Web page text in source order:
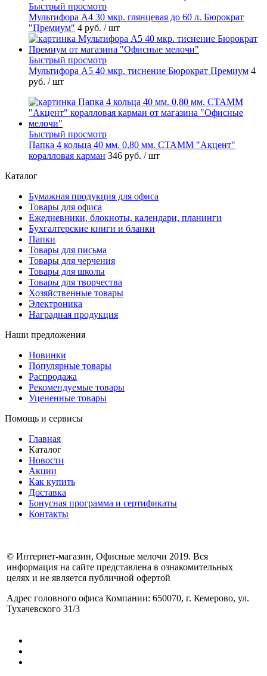
Быстрый просмотр
Мультифора А4 30 мкр. глянцевая до 60 л. Бюрократ
"Премиум" 4 руб. / шт
Быстрый просмотр
Мультифора А5 40 мкр. тиснение Бюрократ Премиум 4
руб. / шт
Быстрый просмотр
Папка 4 кольца 40 мм. 0,80 мм. СТАММ "Акцент"
коралловая карман 346 руб. / шт
Каталог
Бумажная продукция для офиса
Товары для офиса
Ежедневники, блокноты, календари, планинги
Бухгалтерские книги и бланки
Папки
Товары для письма
Товары для черчения
Товары для школы
Товары для творчества
Хозяйственные товары
Электроника
Наградная продукция
Наши предложения
Новинки
Популярные товары
Распродажа
Рекомендуемые товары
Уцененные товары
Помощь и сервисы
Главная
Каталог
Новости
Акции
Как купить
Доставка
Бонусная программа и сертификаты
Контакты
© Интернет-магазин, Офисные мелочи 2019. Вся
информация на сайте представлена в ознакомительных
целях и не является публичной офертой
Адрес головного офиса Компании: 650070, г. Кемерово, ул.
Тухачевского 31/3